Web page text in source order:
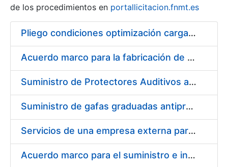
Mostra/Amaga
de los procedimientos en portallicitacion.fnmt.es
Pliego condiciones optimización cargas compras firmado
Acuerdo marco para la fabricación de piezas
Suministro de Protectores Auditivos a medida para las personas trabajadoras de los Centros de Trabajo de Madrid y Burgos
Suministro de gafas graduadas antiproyecciones para los trabajadores de la FNMT-RCM en los centros de trabajo de Madrid y Burgos
Servicios de una empresa externa para el asesoramiento y resolución de los recursos de alzada que se presentan relacionados con procesos de selección para la FNMT-RCM
Acuerdo marco para el suministro e instalación de persianas, estores y otros complementos